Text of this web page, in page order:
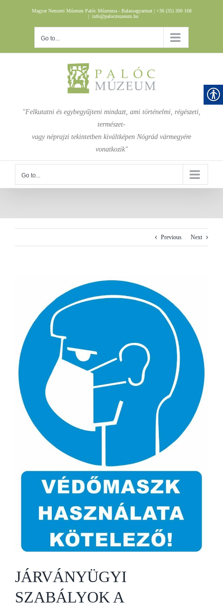
Magyar Nemzeti Múzeum Palóc Múzeuma - Balassagyarmat | +36 (35) 300 168
| info@palocmuzeum.hu
Go to...
"Felkutatni és egybegyűjteni mindazt, ami történelmi, régészeti,
természet-
vagy néprajzi tekintetben kiváltképen Nógrád vármegyére
vonatkozik"
Go to...
Previous Next
JÁRVÁNYÜGYI
SZABÁLYOK A